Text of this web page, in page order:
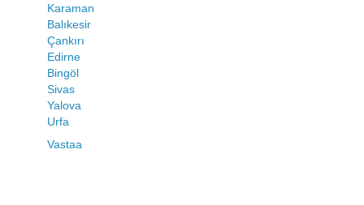
Karaman
Balıkesir
Çankırı
Edirne
Bingöl
Sivas
Yalova
Urfa
Vastaa